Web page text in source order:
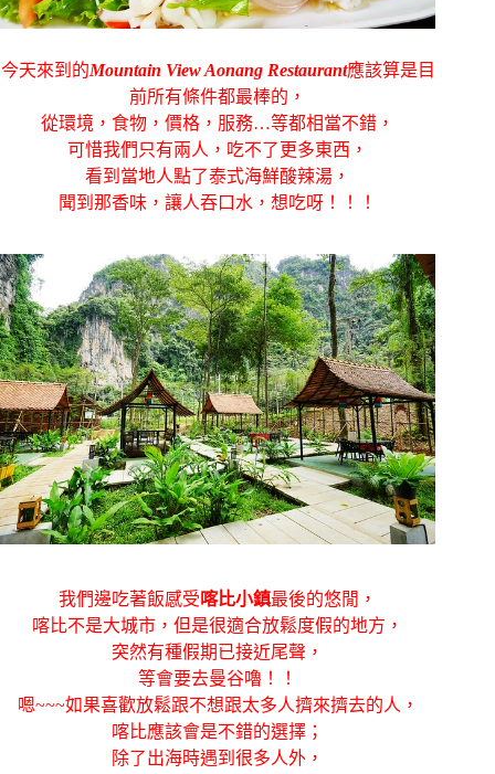
今天來到的Mountain View Aonang Restaurant應該算是目
前所有條件都最棒的，
從環境，食物，價格，服務…等都相當不錯，
可惜我們只有兩人，吃不了更多東西，
看到當地人點了泰式海鮮酸辣湯，
聞到那香味，讓人吞口水，想吃呀！！！
我們邊吃著飯感受喀比小鎮最後的悠閒，
喀比不是大城市，但是很適合放鬆度假的地方，
突然有種假期已接近尾聲，
等會要去曼谷嚕！！
嗯~~~如果喜歡放鬆跟不想跟太多人擠來擠去的人，
喀比應該會是不錯的選擇；
除了出海時遇到很多人外，